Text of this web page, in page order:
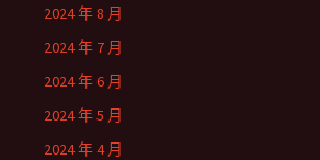
2024 年 8 月
2024 年 7 月
2024 年 6 月
2024 年 5 月
2024 年 4 月